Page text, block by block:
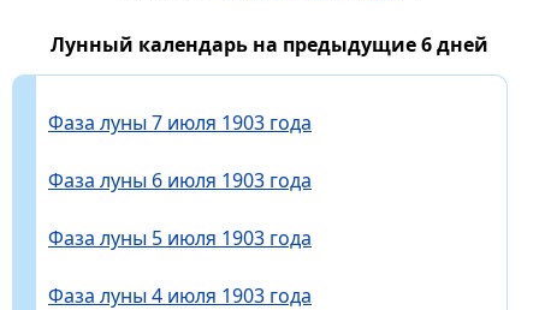
Лунный календарь на предыдущие 6 дней
Фаза луны 7 июля 1903 года
Фаза луны 6 июля 1903 года
Фаза луны 5 июля 1903 года
Фаза луны 4 июля 1903 года